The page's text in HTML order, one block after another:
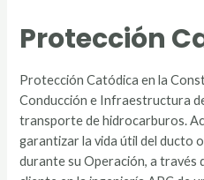
Protección
Protección Catódica en la
Conducción e Infraestructura
transporte de hidrocarburos.
garantizar la vida útil del ducto
durante su Operación, a través